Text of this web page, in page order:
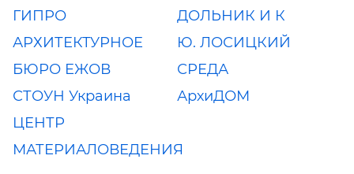
ГИПРО
ДОЛЬНИК И К
АРХИТЕКТУРНОЕ
БЮРО ЕЖОВ
Ю. ЛОСИЦКИЙ
СРЕДА
СТОУН Украина
АрхиДОМ
ЦЕНТР
МАТЕРИАЛОВЕДЕНИЯ